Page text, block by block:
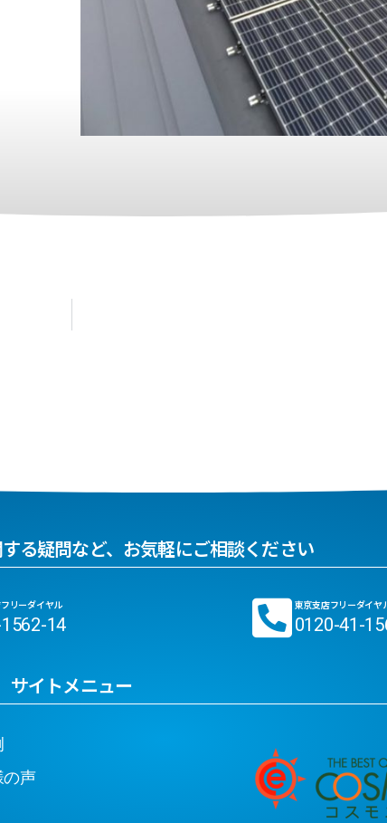
る疑問など、お気軽にご相談ください
リーダイヤル
14
東京支店フリーダイヤ
0120-41-
サイトメニュー
声